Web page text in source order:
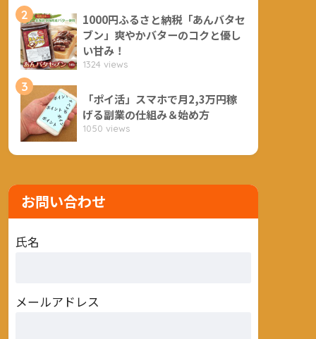
2
1000円ふるさと納税「あんバタセ
ブン」爽やかバターのコクと優し
い甘み！
1324 views
3
「ポイ活」スマホで月2,3万円稼
げる副業の仕組み＆始め方
1050 views
お問い合わせ
氏名
メールアドレス